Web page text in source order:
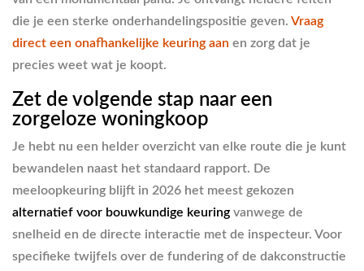
die je een sterke onderhandelingspositie geven. Vraag
direct een onafhankelijke keuring aan en zorg dat je
precies weet wat je koopt.
Zet de volgende stap naar een
zorgeloze woningkoop
Je hebt nu een helder overzicht van elke route die je kunt
bewandelen naast het standaard rapport. De
meeloopkeuring blijft in 2026 het meest gekozen
alternatief voor bouwkundige keuring vanwege de
snelheid en de directe interactie met de inspecteur. Voor
specifieke twijfels over de fundering of de dakconstructie